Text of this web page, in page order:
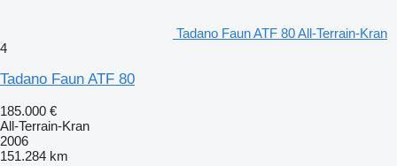
Tadano Faun ATF 80 All-Terrain-Kran
4
Tadano Faun ATF 80
185.000 €
All-Terrain-Kran
2006
151.284 km